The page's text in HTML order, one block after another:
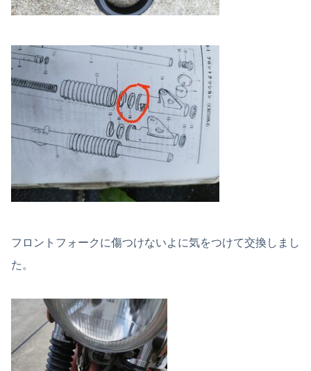
フロントフォークに傷つけないよに気をつけて交換しまし
た。